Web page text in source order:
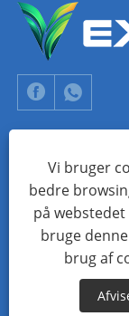
Copyright © 2024
forbeholdes.
TEKNISK SUPPORT
15559188336
Sitemap
Vi bruger
bedre
på
bruge
brug af